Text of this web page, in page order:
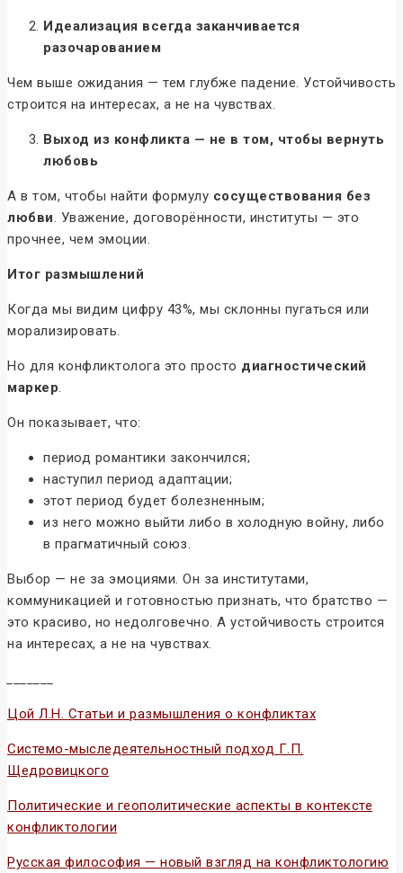
Идеализация всегда заканчивается
разочарованием
Чем выше ожидания — тем глубже падение. Устойчивость
строится на интересах, а не на чувствах.
Выход из конфликта — не в том, чтобы вернуть
любовь
А в том, чтобы найти формулу сосуществования без
любви. Уважение, договорённости, институты — это
прочнее, чем эмоции.
Итог размышлений
Когда мы видим цифру 43%, мы склонны пугаться или
морализировать.
Но для конфликтолога это просто диагностический
маркер.
Он показывает, что:
период романтики закончился;
наступил период адаптации;
этот период будет болезненным;
из него можно выйти либо в холодную войну, либо
в прагматичный союз.
Выбор — не за эмоциями. Он за институтами,
коммуникацией и готовностью признать, что братство —
это красиво, но недолговечно. А устойчивость строится
на интересах, а не на чувствах.
Цой Л.Н. Статьи и размышления о конфликтах
Системо-мыследеятельностный подход Г.П.
Щедровицкого
Политические и геополитические аспекты в контексте
конфликтологии
Русская философия — новый взгляд на конфликтологию